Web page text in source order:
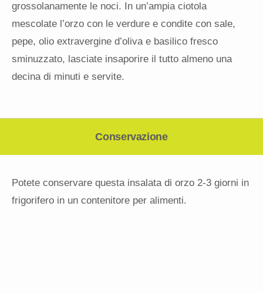
grossolanamente le noci. In un’ampia ciotola
mescolate l’orzo con le verdure e condite con sale,
pepe, olio extravergine d’oliva e basilico fresco
sminuzzato, lasciate insaporire il tutto almeno una
decina di minuti e servite.
Conservazione
Potete conservare questa insalata di orzo 2-3 giorni in
frigorifero in un contenitore per alimenti.